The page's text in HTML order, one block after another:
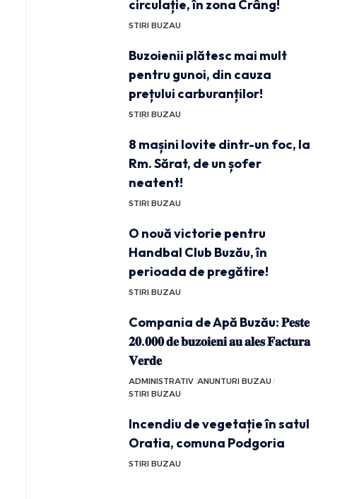
circulație, în zona Crâng!
STIRI BUZAU
Buzoienii plătesc mai mult
pentru gunoi, din cauza
prețului carburanților!
STIRI BUZAU
8 mașini lovite dintr-un foc, la
Rm. Sărat, de un șofer
neatent!
STIRI BUZAU
O nouă victorie pentru
Handbal Club Buzău, în
perioada de pregătire!
STIRI BUZAU
Compania de Apă Buzău: 𝐏𝐞𝐬𝐭𝐞
𝟐𝟎.𝟎𝟎𝟎 𝐝𝐞 𝐛𝐮𝐳𝐨𝐢𝐞𝐧𝐢 𝐚𝐮 𝐚𝐥𝐞𝐬 𝐅𝐚𝐜𝐭𝐮𝐫𝐚
𝐕𝐞𝐫𝐝𝐞
ADMINISTRATIV ANUNTURI BUZAU
STIRI BUZAU
Incendiu de vegetație în satul
Oratia, comuna Podgoria
STIRI BUZAU